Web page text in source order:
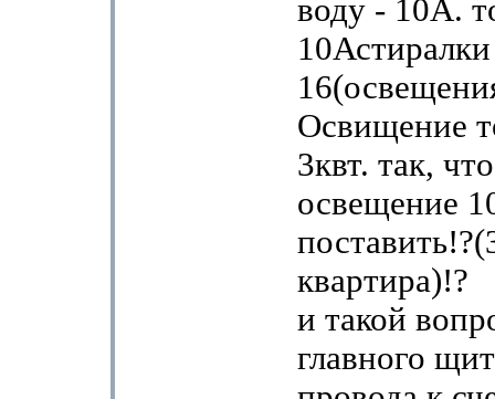
воду - 10А.
Освищение
3квт. так,
освещение
квартира)!?
и такой
главного